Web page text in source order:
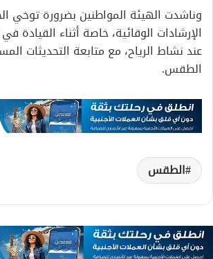
وناشدت الهيئة المواطنين بضرورة توخي
الإرشادات الوقائية، خاصة أثناء القيادة
عند نشاط الرياح، مع متابعة التحديثات
الطقس.
الطقس